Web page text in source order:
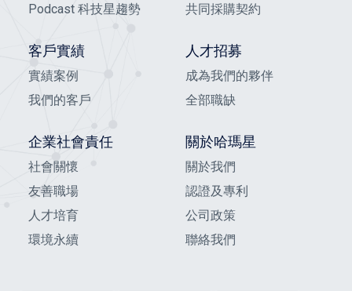
Podcast 科技星趨勢
共同採購契約
客戶實績
實績案例
我們的客戶
人才招募
成為我們的夥伴
全部職缺
企業社會責任
社會關懷
友善職場
人才培育
環境永續
關於哈瑪星
關於我們
認證及專利
公司政策
聯絡我們